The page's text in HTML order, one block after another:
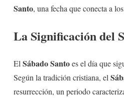
Santo, una fecha que conecta a
La Significación del
El Sábado Santoes el día que
Según la tradición cristiana, el
resurrección, un periodo